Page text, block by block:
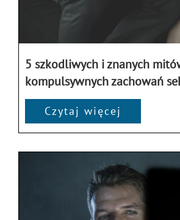
5 szkodliwych i znanych
kompulsywnych zachowań
Czytaj więcej